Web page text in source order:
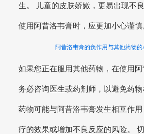
生。 儿童的皮肤娇嫩，更易出现不
使用阿昔洛韦膏时，应更加小心谨慎
阿昔洛韦膏的负作用与其他药物的
如果您正在服用其他药物，在使用
务必咨询医生或药剂师，以避免药
药物可能与阿昔洛韦膏发生相互作
疗的效果或增加不良反应的风险。